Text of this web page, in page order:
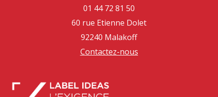
01 44 72 81 50
60 rue Etienne Dolet
92240 Malakoff
Contactez-nous